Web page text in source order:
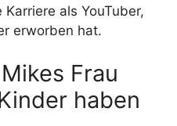
als YouTuber,
erworben hat.
Frau
haben